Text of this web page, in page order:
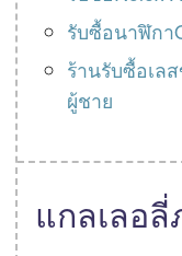
รับซื้อนาฬิกา
ร้านรับซื้อเล
ผู้ชาย
แกลเลอ